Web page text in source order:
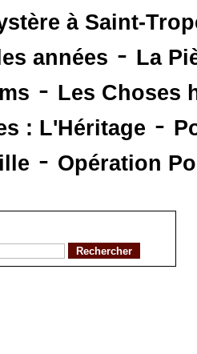
à Saint-
années - La
- Les Choses
: L'Héritage -
- Opération